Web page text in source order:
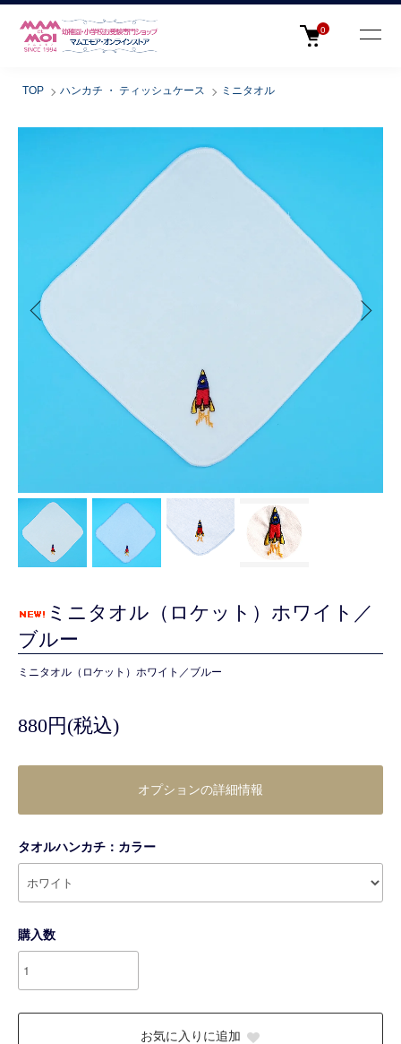
0
TOP ハンカチ ・ ティッシュケース ミニタオル
ミニタオル（ロケット）ホワイト／
ブルー
ミニタオル（ロケット）ホワイト／ブルー
880円(税込)
オプションの詳細情報
タオルハンカチ：カラー
購入数
お気に入りに追加